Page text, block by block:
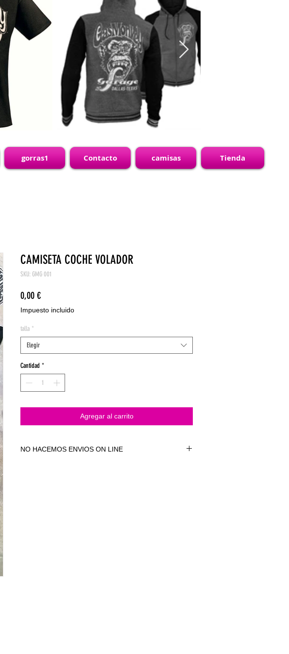
CAMISETA COCHE VOLADOR
SKU: GMG 001
0,00 €Precio
Impuesto incluido
talla *
Elegir
Cantidad *
Agregar al carrito
NO HACEMOS ENVIOS ON LINE
gorras1 Contacto camisas Tienda